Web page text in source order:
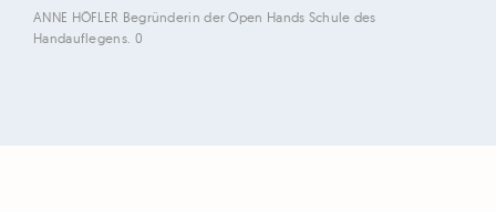
ANNE HÖFLER Begründerin der Open Hands Schule des
Handauflegens. 0